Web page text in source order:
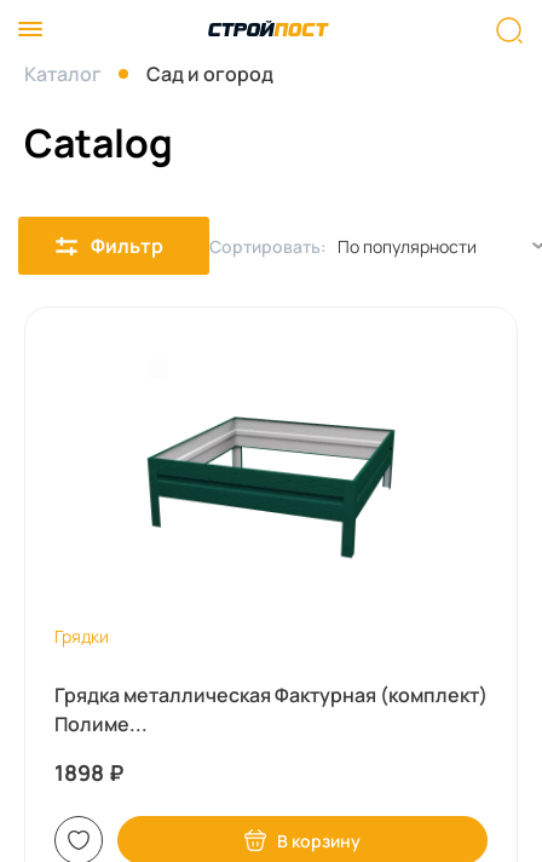
Каталог Сад и огород
Catalog
Фильтр Сортировать:
Грядки
Грядка металлическая Фактурная (комплект)
Полиме...
1898 ₽
В корзину